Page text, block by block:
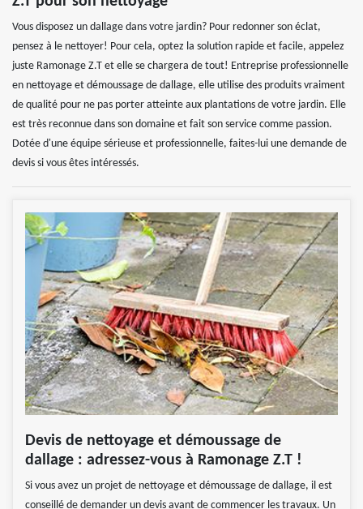
Vous disposez un dallage dans votre jardin? Pour redonner son éclat,
pensez à le nettoyer! Pour cela, optez la solution rapide et facile, appelez
juste Ramonage Z.T et elle se chargera de tout! Entreprise professionnelle
en nettoyage et démoussage de dallage, elle utilise des produits vraiment
de qualité pour ne pas porter atteinte aux plantations de votre jardin. Elle
est très reconnue dans son domaine et fait son service comme passion.
Dotée d'une équipe sérieuse et professionnelle, faites-lui une demande de
devis si vous êtes intéressés.
Devis de nettoyage et démoussage de
dallage : adressez-vous à Ramonage Z.T !
Si vous avez un projet de nettoyage et démoussage de dallage, il est
conseillé de demander un devis avant de commencer les travaux. Un